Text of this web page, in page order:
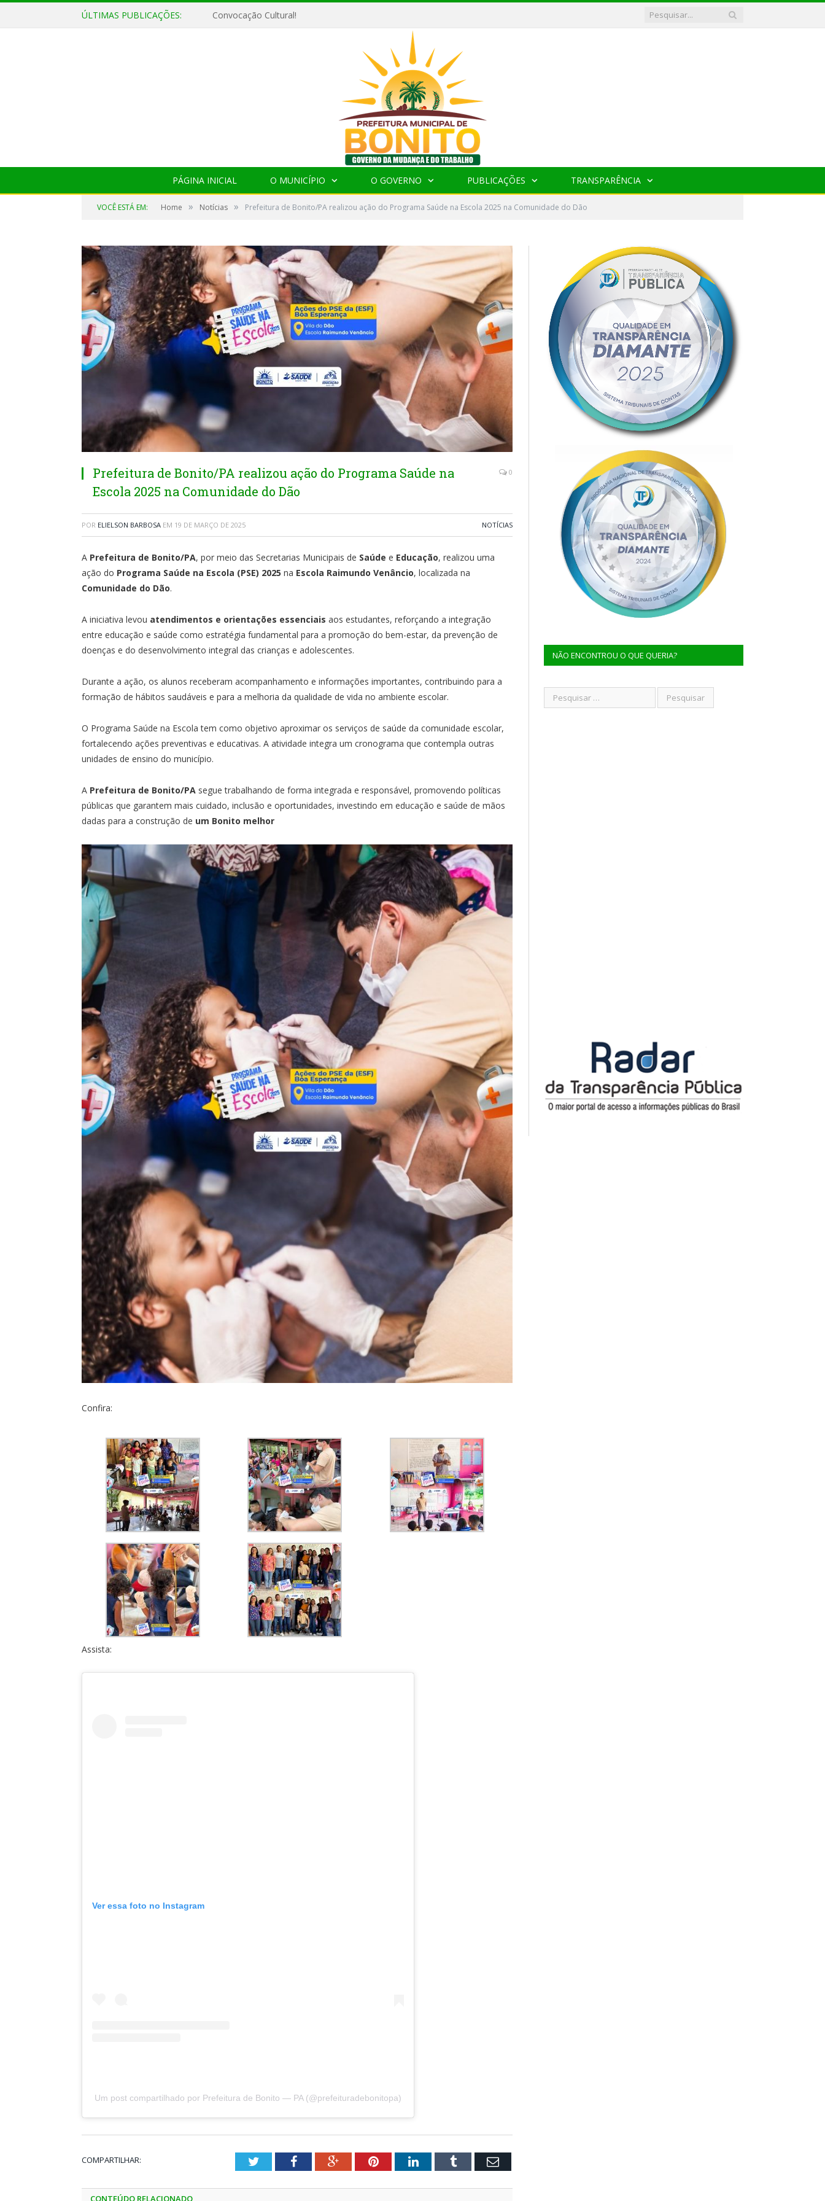
ÚLTIMAS PUBLICAÇÕES: Convocação Cultural!
PÁGINA INICIAL O MUNICÍPIO O GOVERNO PUBLICAÇÕES TRANSPARÊNCIA
VOCÊ ESTÁ EM: Home » Notícias » Prefeitura de Bonito/PA realizou ação do Programa Saúde na Escola 2025 na Comunidade do Dão
Prefeitura de Bonito/PA realizou ação do Programa Saúde na
Escola 2025 na Comunidade do Dão
0
POR ELIELSON BARBOSA EM 19 DE MARÇO DE 2025 NOTÍCIAS
A Prefeitura de Bonito/PA, por meio das Secretarias Municipais de Saúde e Educação, realizou uma
ação do Programa Saúde na Escola (PSE) 2025 na Escola Raimundo Venâncio, localizada na
Comunidade do Dão.
A iniciativa levou atendimentos e orientações essenciais aos estudantes, reforçando a integração
entre educação e saúde como estratégia fundamental para a promoção do bem-estar, da prevenção de
doenças e do desenvolvimento integral das crianças e adolescentes.
Durante a ação, os alunos receberam acompanhamento e informações importantes, contribuindo para a
formação de hábitos saudáveis e para a melhoria da qualidade de vida no ambiente escolar.
O Programa Saúde na Escola tem como objetivo aproximar os serviços de saúde da comunidade escolar,
fortalecendo ações preventivas e educativas. A atividade integra um cronograma que contempla outras
unidades de ensino do município.
A Prefeitura de Bonito/PA segue trabalhando de forma integrada e responsável, promovendo políticas
públicas que garantem mais cuidado, inclusão e oportunidades, investindo em educação e saúde de mãos
dadas para a construção de um Bonito melhor
Confira:
Assista:
Ver essa foto no Instagram
Um post compartilhado por Prefeitura de Bonito — PA (@prefeituradebonitopa)
COMPARTILHAR: TwitterFacebookGoogle+PinterestLinkedInTumblr Email
CONTEÚDO RELACIONADO
NÃO ENCONTROU O QUE QUERIA?